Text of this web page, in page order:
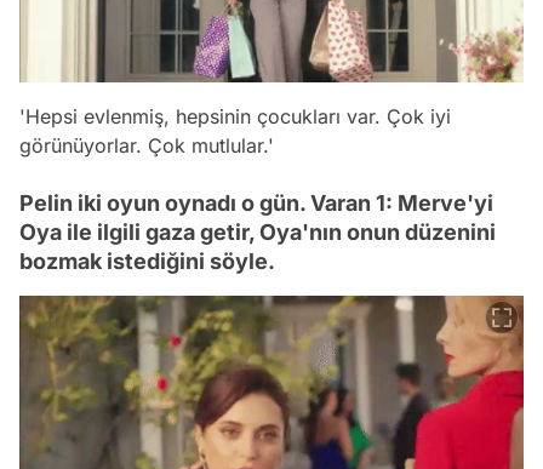
'Hepsi evlenmiş, hepsinin çocukları var. Çok iyi
görünüyorlar. Çok mutlular.'
Pelin iki oyun oynadı o gün. Varan 1: Merve'yi
Oya ile ilgili gaza getir, Oya'nın onun düzenini
bozmak istediğini söyle.